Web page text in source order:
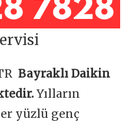
Bayraklı Daikin
Yılların
yüzlü genç